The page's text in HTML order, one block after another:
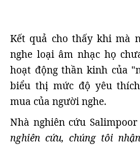
Kết quả cho thấy khi mà
nghe loại âm nhạc họ
hoạt động thần kinh của
biểu thị mức độ yêu
mua của người nghe.
Nhà nghiên cứu
nghiên cứu, chúng tôi